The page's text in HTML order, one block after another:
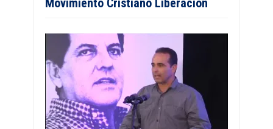
Movimiento Cristiano Liberación